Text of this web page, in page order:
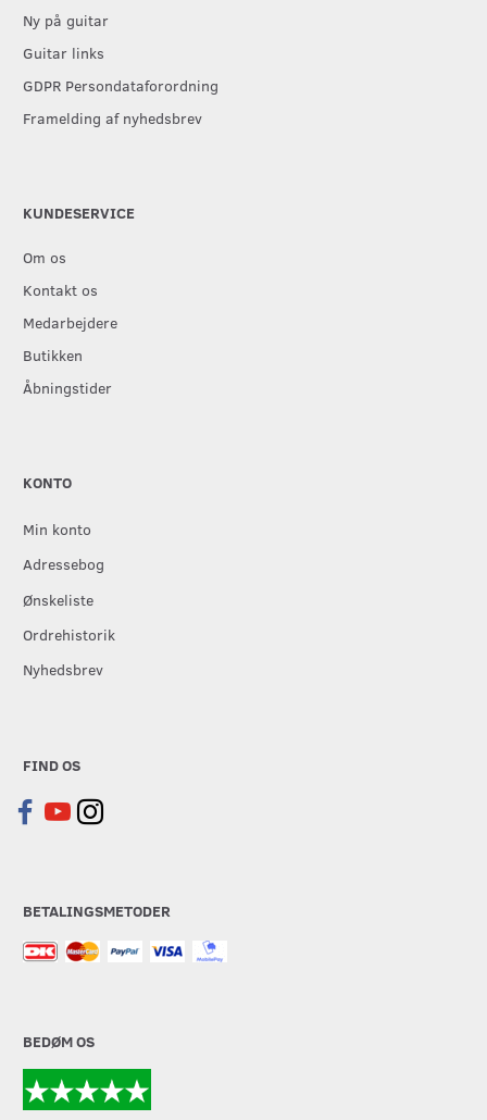
Ny på guitar
Guitar links
GDPR Persondataforordning
Framelding af nyhedsbrev
KUNDESERVICE
Om os
Kontakt os
Medarbejdere
Butikken
Åbningstider
KONTO
Min konto
Adressebog
Ønskeliste
Ordrehistorik
Nyhedsbrev
FIND OS
BETALINGSMETODER
BEDØM OS